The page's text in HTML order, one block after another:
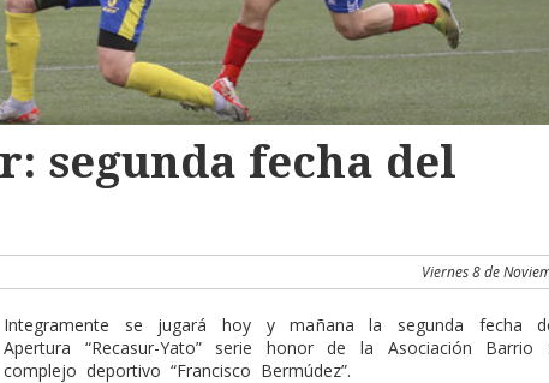
segunda fecha del
Viernes 8 de
Integramente se jugará hoy y mañana la segunda fecha
Apertura “Recasur-Yato” serie honor de la Asociación
complejo deportivo “Francisco Bermúdez”.